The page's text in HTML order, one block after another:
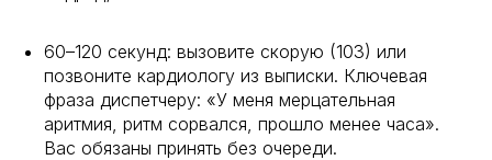
60–120 секунд: вызовите скорую (103) или
позвоните кардиологу из выписки. Ключевая
фраза диспетчеру: «У меня мерцательная
аритмия, ритм сорвался, прошло менее часа».
Вас обязаны принять без очереди.